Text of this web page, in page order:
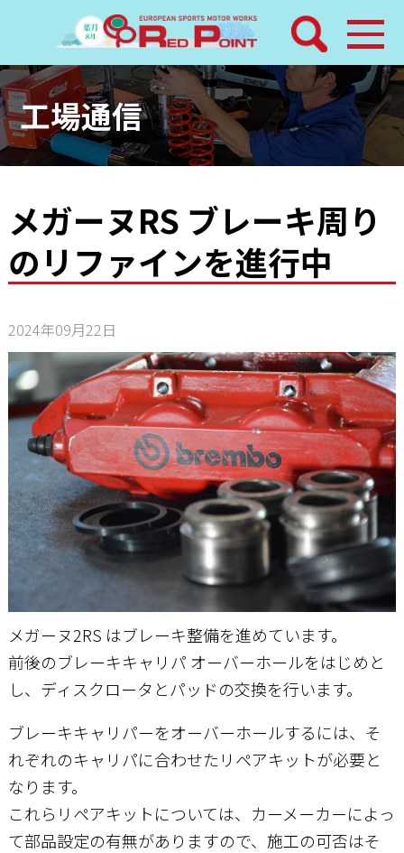
検索
ホーム
トピックス
レッドポイントパーツ
店舗案内
工場通信
お問い合わせ
工場通信
メガーヌRS ブレーキ周り
のリファインを進行中
2024年09月22日
メガーヌ2RS はブレーキ整備を進めています。
前後のブレーキキャリパ オーバーホールをはじめと
し、ディスクロータとパッドの交換を行います。
ブレーキキャリパーをオーバーホールするには、そ
れぞれのキャリパに合わせたリペアキットが必要と
なります。
これらリペアキットについては、カーメーカーによっ
て部品設定の有無がありますので、施工の可否はそ